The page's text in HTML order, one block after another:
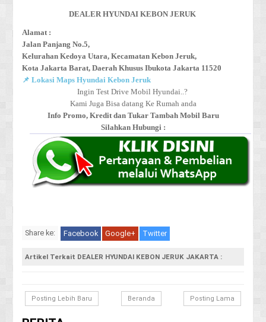
DEALER HYUNDAI KEBON JERUK
Alamat :
Jalan Panjang No.5,
Kelurahan Kedoya Utara, Kecamatan Kebon Jeruk,
Kota Jakarta Barat, Daerah Khusus Ibukota Jakarta 11520
📌 Lokasi Maps Hyundai Kebon Jeruk
Ingin Test Drive Mobil Hyundai..?
Kami Juga Bisa datang Ke Rumah anda
Info Promo, Kredit dan Tukar Tambah Mobil Baru
Silahkan Hubungi :
Share ke: Facebook Google+ Twitter
Artikel Terkait DEALER HYUNDAI KEBON JERUK JAKARTA :
Posting Lebih Baru Posting Lama
Beranda